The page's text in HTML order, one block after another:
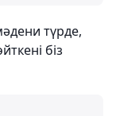
түрде,
біз